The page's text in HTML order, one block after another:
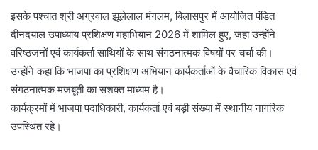
इसके पश्चात श्री अग्रवाल झूलेलाल मंगलम, बिलासपुर में आयोजित पंडित
दीनदयाल उपाध्याय प्रशिक्षण महाभियान 2026 में शामिल हुए, जहां उन्होंने
वरिष्ठजनों एवं कार्यकर्ता साथियों के साथ संगठनात्मक विषयों पर चर्चा की।
उन्होंने कहा कि भाजपा का प्रशिक्षण अभियान कार्यकर्ताओं के वैचारिक विकास एवं
संगठनात्मक मजबूती का सशक्त माध्यम है।
कार्यक्रमों में भाजपा पदाधिकारी, कार्यकर्ता एवं बड़ी संख्या में स्थानीय नागरिक
उपस्थित रहे।